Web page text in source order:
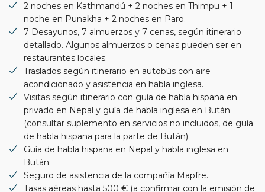
2 noches en Kathmandú + 2 noches en Thimpu + 1
noche en Punakha + 2 noches en Paro.
7 Desayunos, 7 almuerzos y 7 cenas, según itinerario
detallado. Algunos almuerzos o cenas pueden ser en
restaurantes locales.
Traslados según itinerario en autobús con aire
acondicionado y asistencia en habla inglesa.
Visitas según itinerario con guía de habla hispana en
privado en Nepal y guía de habla inglesa en Bután
(consultar suplemento en servicios no incluidos, de guía
de habla hispana para la parte de Bután).
Guía de habla hispana en Nepal y habla inglesa en
Bután.
Seguro de asistencia de la compañía Mapfre.
Tasas aéreas hasta 500 € (a confirmar con la emisión de